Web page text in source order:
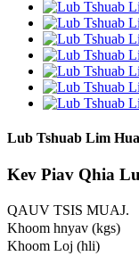
Lub Tshuab Lim
Kev Piav Qhia
QAUV TSIS MUAJ.
Khoom hnyav (kgs)
Khoom Loj (hli)